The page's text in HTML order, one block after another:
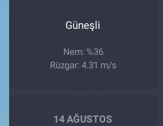
Güneşli
Nem: %36
Rüzgar: 4.31 m/s
14 AĞUSTOS